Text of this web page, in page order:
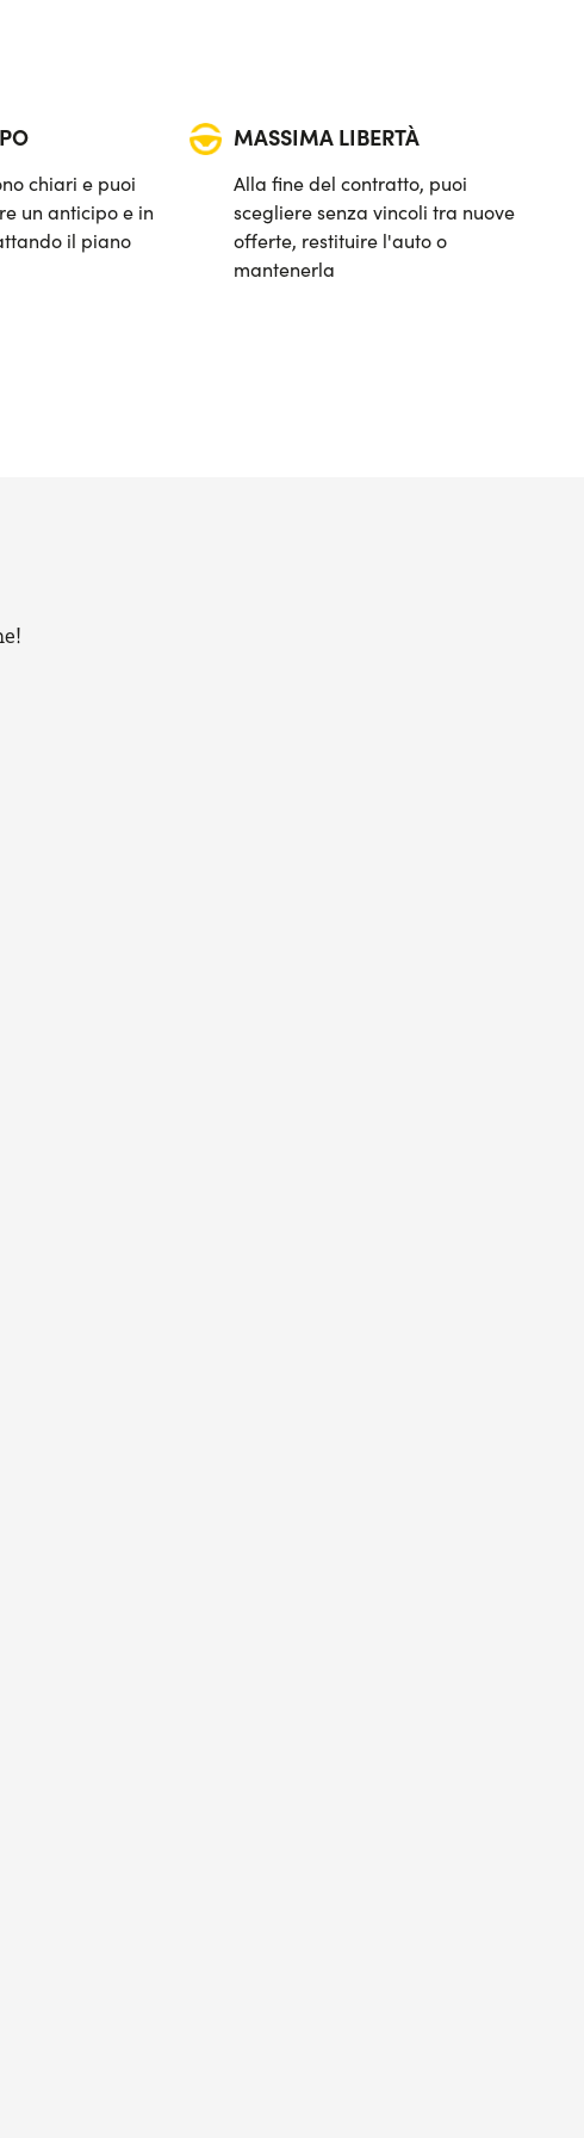
chiari e puoi
un anticipo e in
il piano
MASSIMA LIBERTÀ
Alla fine del contratto, puoi
scegliere senza vincoli tra nuove
offerte, restituire l'auto o
mantenerla